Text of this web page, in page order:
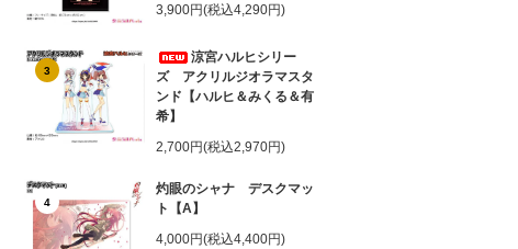
3,900円(税込4,290円)
3
涼宮ハルヒシリー
ズ アクリルジオラマスタ
ンド【ハルヒ＆みくる＆有
希】
2,700円(税込2,970円)
4
灼眼のシャナ デスクマッ
ト【A】
4,000円(税込4,400円)